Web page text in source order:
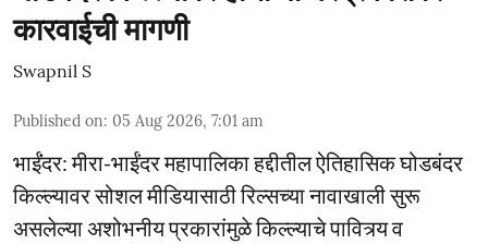
कारवाईची मागणी
Swapnil S
Published on: 05 Aug 2026, 7:01 am
भाईंंदर: मीरा-भाईंदर महापालिका हद्दीतील ऐतिहासिक घोडबंदर
किल्ल्यावर सोशल मीडियासाठी रिल्सच्या नावाखाली सुरू
असलेल्या अशोभनीय प्रकारांमुळे किल्ल्याचे पावित्र्य व